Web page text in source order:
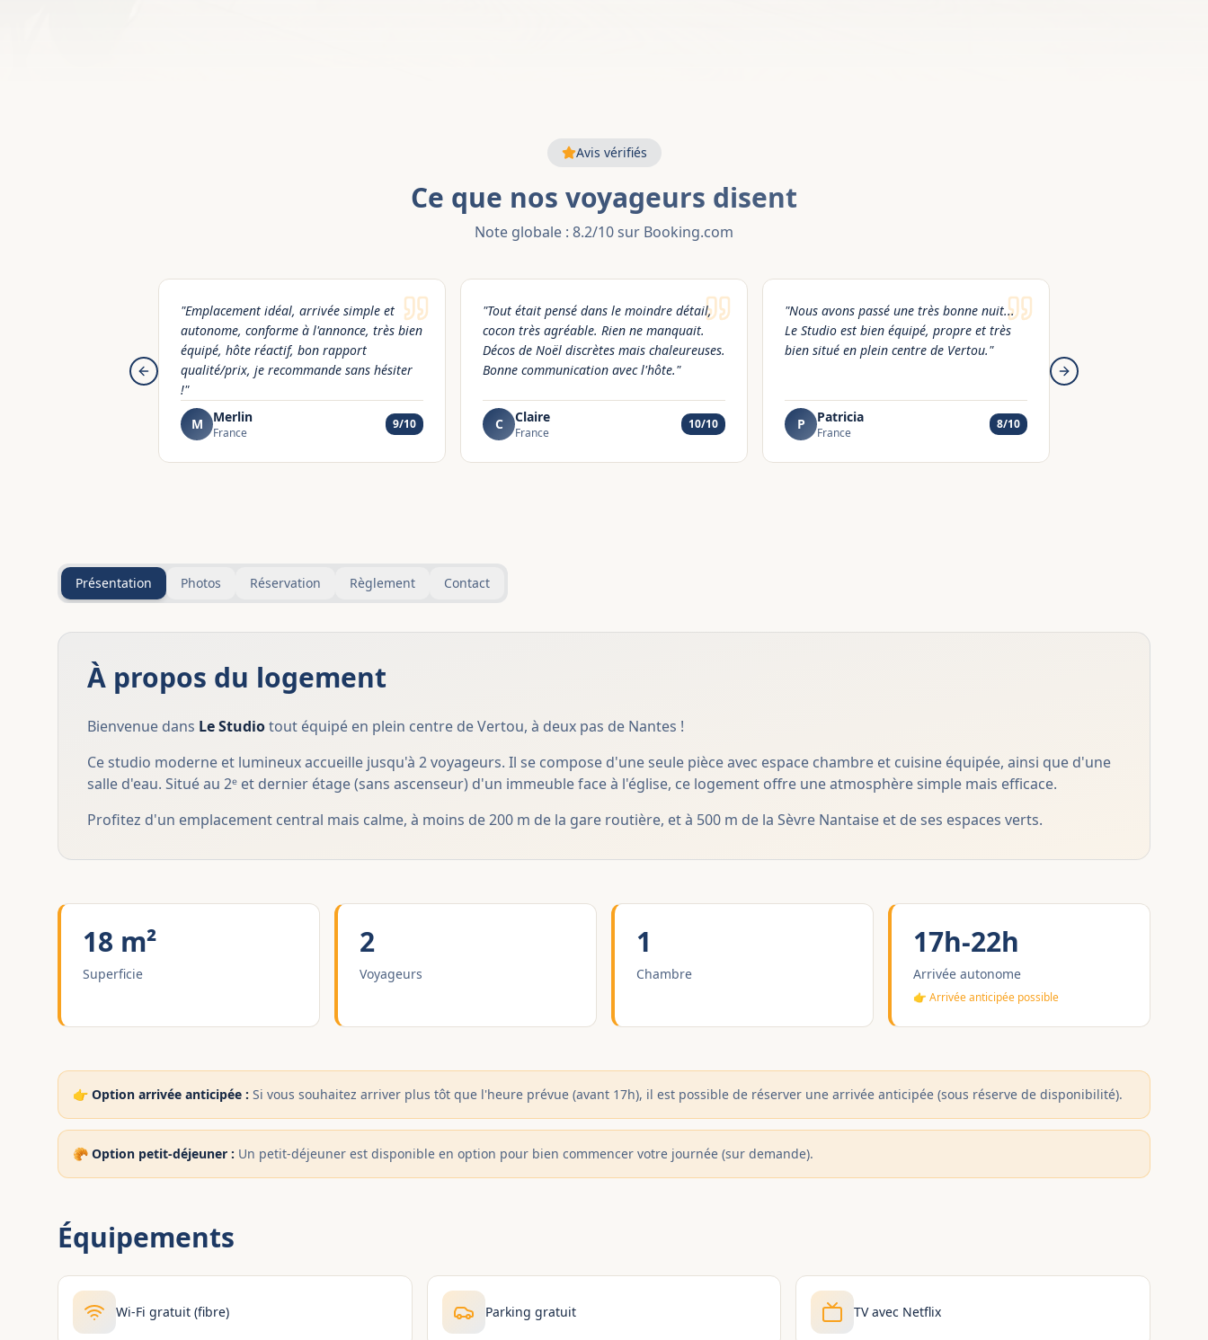
Avis vérifiés
Ce que nos voyageurs disent
Note globale : 8.2/10 sur Booking.com
"Emplacement idéal, arrivée simple et
autonome, conforme à l'annonce, très bien
équipé, hôte réactif, bon rapport
qualité/prix, je recommande sans hésiter
!"
M
Merlin
France
9/10
"Tout était pensé dans le moindre détail,
cocon très agréable. Rien ne manquait.
Décos de Noël discrètes mais chaleureuses.
Bonne communication avec l'hôte."
C Claire
France
10/10
"Nous avons passé une très bonne nuit...
Le Studio est bien équipé, propre et très
bien situé en plein centre de Vertou."
P Patricia
France
8/10
Previous slide Next slide
Présentation Photos Réservation Règlement Contact
À propos du logement
Bienvenue dans Le Studiotout équipé en plein centre de Vertou, à deux pas de Nantes !
Ce studio moderne et lumineux accueille jusqu'à 2 voyageurs. Il se compose d'une seule pièce avec espace chambre et cuisine équipée, ainsi que d'une
salle d'eau. Situé au 2ᵉ et dernier étage (sans ascenseur) d'un immeuble face à l'église, ce logement offre une atmosphère simple mais efficace.
Profitez d'un emplacement central mais calme, à moins de 200 m de la gare routière, et à 500 m de la Sèvre Nantaise et de ses espaces verts.
18 m²
Superficie
2
Voyageurs
1
Chambre
17h-22h
Arrivée autonome
👉 Arrivée anticipée possible
👉 Option arrivée anticipée : Si vous souhaitez arriver plus tôt que l'heure prévue (avant 17h), il est possible de réserver une arrivée anticipée (sous réserve de disponibilité).
🥐 Option petit-déjeuner : Un petit-déjeuner est disponible en option pour bien commencer votre journée (sur demande).
Équipements
Wi-Fi gratuit (fibre) Parking gratuit TV avec Netflix